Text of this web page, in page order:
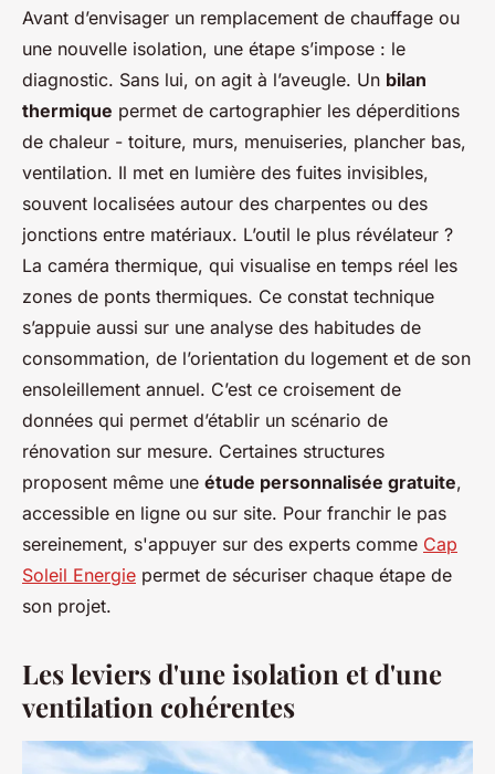
Avant d’envisager un remplacement de chauffage ou
une nouvelle isolation, une étape s’impose : le
diagnostic. Sans lui, on agit à l’aveugle. Un bilan
thermique permet de cartographier les déperditions
de chaleur - toiture, murs, menuiseries, plancher bas,
ventilation. Il met en lumière des fuites invisibles,
souvent localisées autour des charpentes ou des
jonctions entre matériaux. L’outil le plus révélateur ?
La caméra thermique, qui visualise en temps réel les
zones de ponts thermiques. Ce constat technique
s’appuie aussi sur une analyse des habitudes de
consommation, de l’orientation du logement et de son
ensoleillement annuel. C’est ce croisement de
données qui permet d’établir un scénario de
rénovation sur mesure. Certaines structures
proposent même une étude personnalisée gratuite,
accessible en ligne ou sur site. Pour franchir le pas
sereinement, s'appuyer sur des experts comme Cap
Soleil Energie permet de sécuriser chaque étape de
son projet.
Les leviers d'une isolation et d'une
ventilation cohérentes